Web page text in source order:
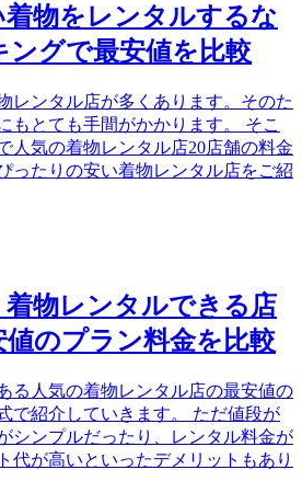
物をレンタルするな
ングで最安値を比較
レンタル店が多くあります。そのた
もとても手間がかかります。 そこ
人気の着物レンタル店20店舗の料金
ったりの安い着物レンタル店をご紹
着物レンタルできる店
のプラン料金を比較
る人気の着物レンタル店の最安値の
で紹介していきます。 ただ値段が
シンプルだったり、レンタル料金が
代が高いといったデメリットもあり